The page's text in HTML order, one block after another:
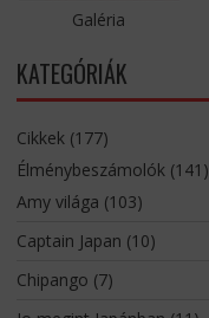
Galéria
KATEGÓRIÁK
Cikkek(177)
Élménybeszámolók(141)
Amy világa (103)
Captain Japan (10)
Chipango (7)